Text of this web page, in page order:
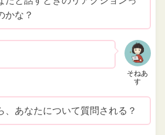
かな？
そねあ
す
、あなたについて質問される？